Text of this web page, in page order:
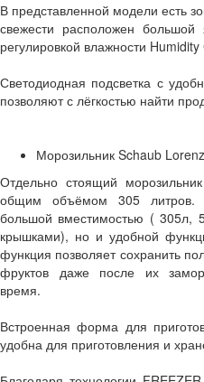
В представленной модели есть
свежести расположен
регулировкой влажности
Светодиодная подсветка с
позволяют с лёгкостью найти
Морозильник Schaub
Отдельно стоящий
общим объёмом 305 литров.
большой вместимостью ( 305л,
крышками), но и удобной
функция позволяет сохранить
фруктов даже после их
время.
Встроенная форма для
удобна для приготовления и